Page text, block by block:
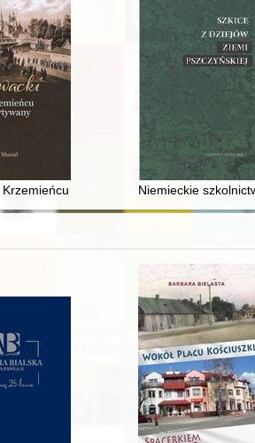
Krzemieńcu doczytywanyNiemieckie